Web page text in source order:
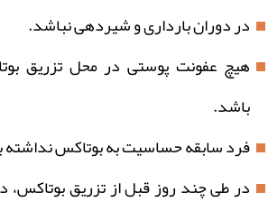
در دوران بارداری و شیردهی نباشد.
هیچ عفونت پوستی در محل تزریق
باشد.
فرد سابقه حساسیت به بوتاکس
در طی چند روز قبل از تزریق بوتاکس،